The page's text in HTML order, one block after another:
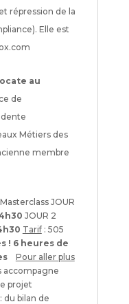
répression de la
Elle est
au
de
Métiers des
membre
JOUR
JOUR 2
Tarif: 505
! 6 heures de
Pour aller plus
accompagne
projet
: du bilan de